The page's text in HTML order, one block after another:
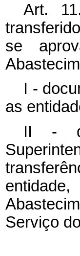
Art.
se
I -
as
II -
Serviço